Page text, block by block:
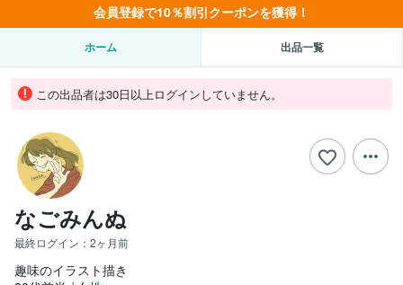
会員登録で10％割引クーポンを獲得！
ホーム 出品一覧
この出品者は30日以上ログインしていません。
なごみんぬ
最終ログイン： 2ヶ月前
趣味のイラスト描き